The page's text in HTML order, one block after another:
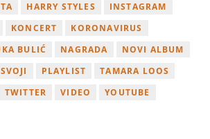
HARRY STYLES
INSTAGRAM
KONCERT
KORONAVIRUS
BULIĆ NAGRADA
NOVI ALBUM
PLAYLIST
TAMARA LOOS
TWITTER VIDEO
YOUTUBE